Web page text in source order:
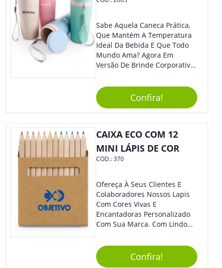
Sabe Aquela Caneca Prática,
Que Mantém A Temperatura
Ideal Da Bebida E Que Todo
Mundo Ama? Agora Em
Versão De Brinde Corporativo
Sua Marca Com Muito Estilo E
Acrescentar Ainda Mais
Praticidade À Eventos E Feiras
De Exposição.
Confira!
CAIXA ECO COM 12
MINI LÁPIS DE COR
COD.:370
Ofereça À Seus Clientes E
Colaboradores Nossos Lapis
Com Cores Vivas E
Encantadoras Personalizado
Com Sua Marca. Com Lindo
Para Diversas Ocasiões.
Perfeito, Não É?!
Confira!